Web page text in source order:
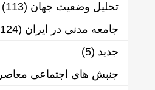
تحلیل وضعیت جهان (113)
جامعه مدنی در ایران (124)
جدید (5)
جنبش های اجتماعی معاصر